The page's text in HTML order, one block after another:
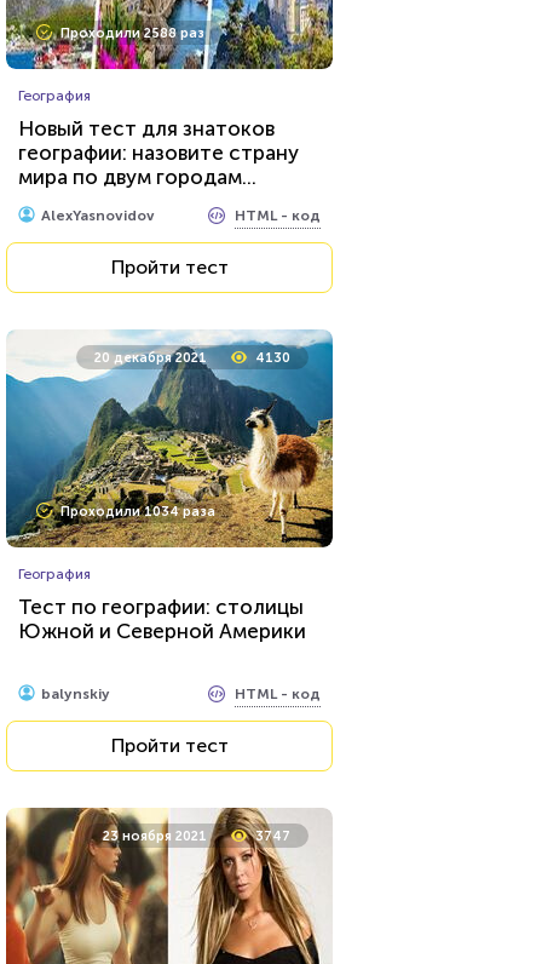
Проходили 2588 раз
География
Новый тест для знатоков
географии: назовите страну
мира по двум городам...
AlexYasnovidov HTML - код
Пройти тест
20 декабря 2021 4130
Проходили 1034 раза
География
Тест по географии: столицы
Южной и Северной Америки
balynskiy HTML - код
Пройти тест
23 ноября 2021 3747